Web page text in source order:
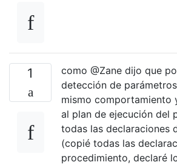
1
como @Zane dijo que
detección de
mismo comportamiento
al plan de ejecución del
todas las declaraciones
(copié todas las
procedimiento, declaré